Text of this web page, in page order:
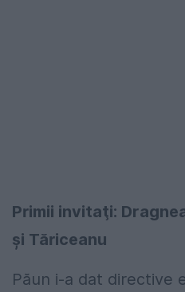
Primii invitaţi:
şi Tăriceanu
Păun i-a dat directive